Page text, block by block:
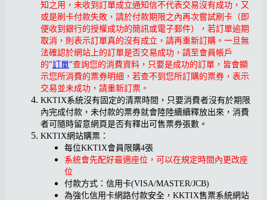
知之用，未收到訂單成立通知信不代表交易沒有成功，又
或是刷卡付款失敗，請於付款期限之內再次嘗試刷卡（即
便收到銀行的授權成功的簡訊或電子郵件），若訂單逾期
取消，則表示訂單真的沒有成立，請再重新訂購。一旦無
法確認於網站上的訂單是否交易成功，請至會員帳戶
的"訂單"查詢您的消費資料，只要是成功的訂單，皆會顯
示您所消費的票券明細，若查不到您所訂購的票券，表示
交易並未成功，請重新訂票。
KKTIX系統沒有固定的清票時間，只要消費者沒有於期限
內完成付款，未付款的票券就會陸陸續續釋放出來，消費
者可隨時留意網頁是否有釋出可售票券張數。
KKTIX網站購票：
每位KKTIX會員限購4張
系統會先配好最適座位，可以在規定時間內更改座
位
付款方式：信用卡(VISA/MASTER/JCB)
為強化信用卡網路付款安全，KKTIX售票系統網站